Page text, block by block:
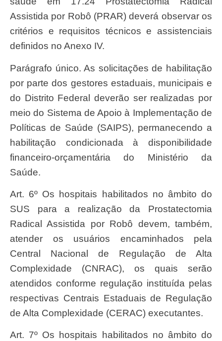
Assistida por Robô (PRAR) deverá observar os
critérios e requisitos técnicos e assistenciais
definidos no Anexo IV.
Parágrafo único. As solicitações de habilitação
por parte dos gestores estaduais, municipais e
do Distrito Federal deverão ser realizadas por
meio do Sistema de Apoio à Implementação de
Políticas de Saúde (SAIPS), permanecendo a
habilitação condicionada à disponibilidade
financeiro-orçamentária do Ministério da
Saúde.
Art. 6º Os hospitais habilitados no âmbito do
SUS para a realização da Prostatectomia
Radical Assistida por Robô devem, também,
atender os usuários encaminhados pela
Central Nacional de Regulação de Alta
Complexidade (CNRAC), os quais serão
atendidos conforme regulação instituída pelas
respectivas Centrais Estaduais de Regulação
de Alta Complexidade (CERAC) executantes.
Art. 7º Os hospitais habilitados no âmbito do